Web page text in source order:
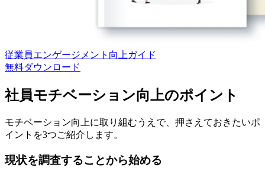
従業員エンゲージメント向上ガイド
無料ダウンロード
社員モチベーション向上のポイント
モチベーション向上に取り組むうえで、押さえておきたいポ
イントを3つご紹介します。
現状を調査することから始める